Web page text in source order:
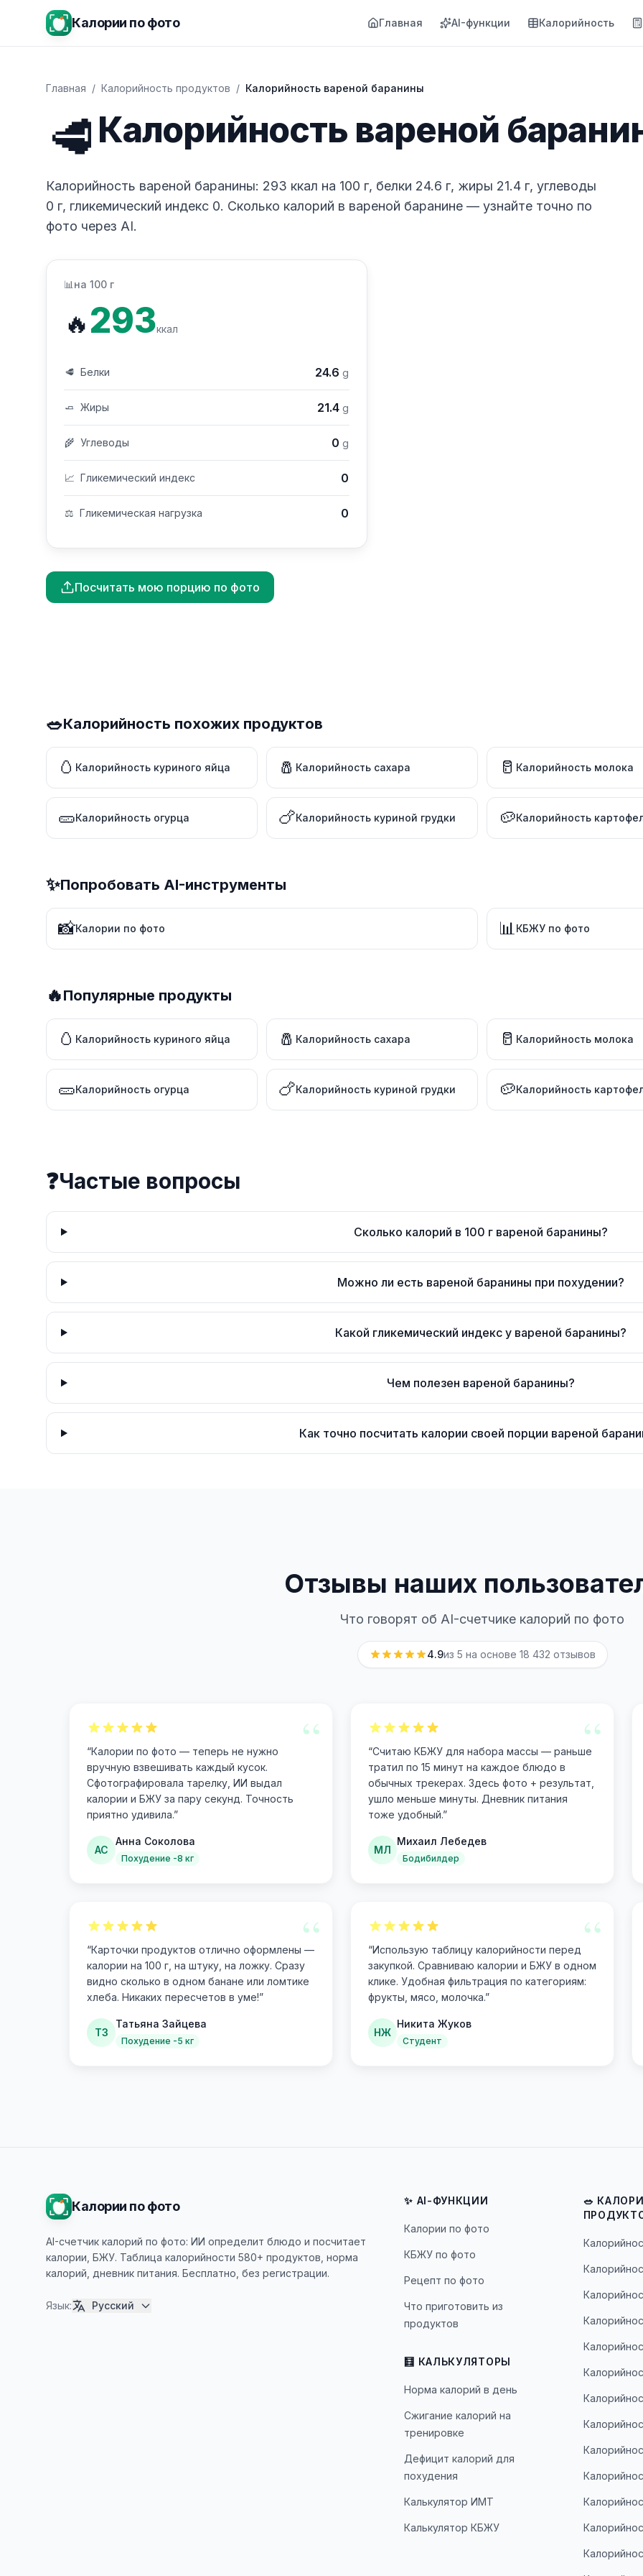
Калории по фото Главная AI-функции Калорийность
Главная / Калорийность продуктов / Калорийность вареной баранины
🥩 Калорийность вареной
Калорийность вареной баранины: 293 ккал на 100 г, белки 24.6 г, жиры 21.4 г, углеводы
0 г, гликемический индекс 0. Сколько калорий в вареной баранине — узнайте точно по
фото через AI.
📊 на 100 г
🔥293ккал
🥩 Белки 24.6 g
🧈 Жиры 21.4 g
🌾 Углеводы 0 g
📈 Гликемический индекс 0
⚖️ Гликемическая нагрузка 0
Посчитать мою порцию по фото
🥗Калорийность похожих продуктов
🥚 Калорийность куриного яйца 🧂 Калорийность сахара 🥛 Калорийность молока
🥒Калорийность огурца 🍗Калорийность куриной грудки 🥔Калорийность
✨Попробовать AI-инструменты
📸Калории по фото 📊КБЖУ по фото
🔥Популярные продукты
🥚 Калорийность куриного яйца 🧂 Калорийность сахара 🥛 Калорийность молока
🥒Калорийность огурца 🍗Калорийность куриной грудки 🥔Калорийность
❓Частые вопросы
Сколько калорий в 100 г вареной баранины?
Можно ли есть вареной баранины при похудении?
Какой гликемический индекс у вареной баранины?
Чем полезен вареной баранины?
Как точно посчитать калории своей порции вареной
Отзывы наших
Что говорят об AI-счетчике калорий по фото
4.9из 5 на основе 18 432 отзывов
“
“Калории по фото — теперь не нужно
вручную взвешивать каждый кусок.
Сфотографировала тарелку, ИИ выдал
калории и БЖУ за пару секунд. Точность
приятно удивила.”
АС
Анна Соколова
Похудение -8 кг
“
“Считаю КБЖУ для набора массы — раньше
тратил по 15 минут на каждое блюдо в
обычных трекерах. Здесь фото + результат,
ушло меньше минуты. Дневник питания
тоже удобный.”
МЛ
Михаил Лебедев
Бодибилдер
“
“Карточки продуктов отлично оформлены —
калории на 100 г, на штуку, на ложку. Сразу
видно сколько в одном банане или ломтике
хлеба. Никаких пересчетов в уме!”
ТЗ
Татьяна Зайцева
Похудение -5 кг
“
“Использую таблицу калорийности перед
закупкой. Сравниваю калории и БЖУ в одном
клике. Удобная фильтрация по категориям:
фрукты, мясо, молочка.”
НЖ
Никита Жуков
Студент
Калории по фото
AI-счетчик калорий по фото: ИИ определит блюдо и посчитает
калории, БЖУ. Таблица калорийности 580+ продуктов, норма
калорий, дневник питания. Бесплатно, без регистрации.
Язык: Русский
✨ AI-ФУНКЦИИ
Калории по фото
КБЖУ по фото
Рецепт по фото
Что приготовить из
продуктов
🧮 КАЛЬКУЛЯТОРЫ
Норма калорий в день
Сжигание калорий на
тренировке
Дефицит калорий для
похудения
Калькулятор ИМТ
Калькулятор КБЖУ
🥗